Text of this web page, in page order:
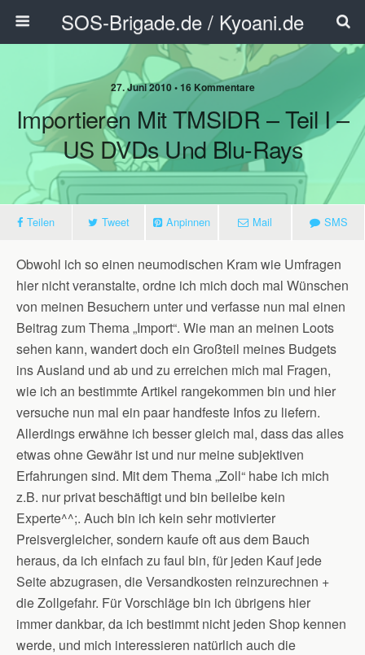
SOS-Brigade.de / Kyoani.de
27. Juni 2010 • 16 Kommentare
Importieren Mit TMSIDR – Teil I –
US DVDs Und Blu-Rays
Teilen Tweet Anpinnen Mail SMS
Obwohl ich so einen neumodischen Kram wie Umfragen
hier nicht veranstalte, ordne ich mich doch mal Wünschen
von meinen Besuchern unter und verfasse nun mal einen
Beitrag zum Thema „Import“. Wie man an meinen Loots
sehen kann, wandert doch ein Großteil meines Budgets
ins Ausland und ab und zu erreichen mich mal Fragen,
wie ich an bestimmte Artikel rangekommen bin und hier
versuche nun mal ein paar handfeste Infos zu liefern.
Allerdings erwähne ich besser gleich mal, dass das alles
etwas ohne Gewähr ist und nur meine subjektiven
Erfahrungen sind. Mit dem Thema „Zoll“ habe ich mich
z.B. nur privat beschäftigt und bin beileibe kein
Experte^^;. Auch bin ich kein sehr motivierter
Preisvergleicher, sondern kaufe oft aus dem Bauch
heraus, da ich einfach zu faul bin, für jeden Kauf jede
Seite abzugrasen, die Versandkosten reinzurechnen +
die Zollgefahr. Für Vorschläge bin ich übrigens hier
immer dankbar, da ich bestimmt nicht jeden Shop kennen
werde, und mich interessieren natürlich auch die